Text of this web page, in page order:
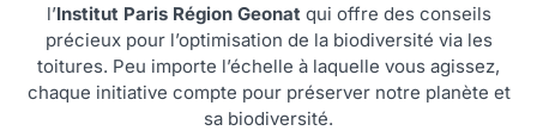
l’Institut Paris Région Geonat qui offre des conseils
précieux pour l’optimisation de la biodiversité via les
toitures. Peu importe l’échelle à laquelle vous agissez,
chaque initiative compte pour préserver notre planète et
sa biodiversité.